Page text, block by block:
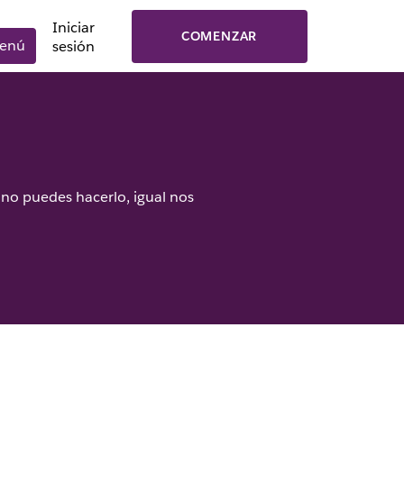
Iniciar
sesión
COMENZAR
puedes hacerlo, igual nos